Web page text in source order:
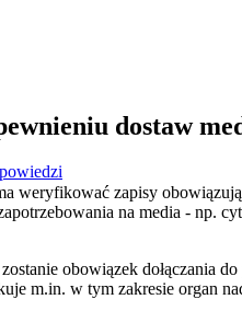
dostaw
weryfikować zapisy
na media - np.
obowiązek dołączania
m.in. w tym zakresie organ